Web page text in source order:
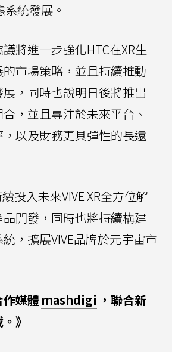
統發展。
將進一步強化HTC在XR生
市場策略，並且持續推動
展，同時也說明日後將推出
，並且專注於未來平台、
以及財務更具彈性的長遠
投入未來VIVE XR全方位解
開發，同時也將持續構建
，擴展VIVE品牌於元宇宙市
作媒體 mashdigi ，聯合新
》